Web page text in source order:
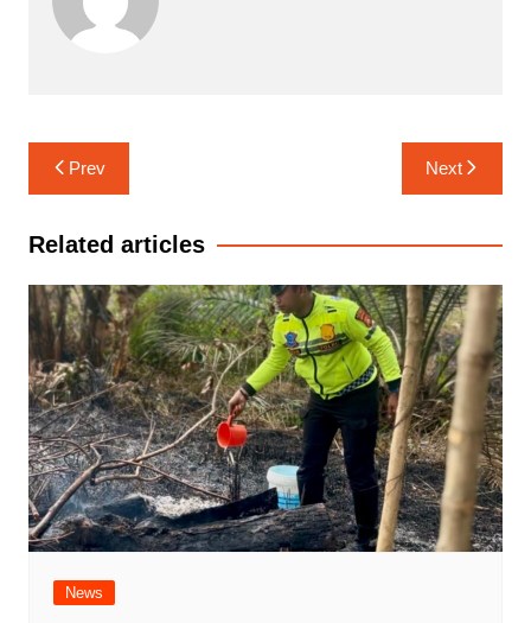
Navigasi
pos
Prev Next
Related articles
News